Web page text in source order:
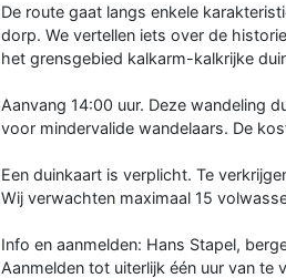
De route gaat langs enkele
dorp. We vertellen iets over de
het grensgebied kalkarm-kalkrijke
Aanvang 14:00 uur. Deze wandeling
voor mindervalide wandelaars. De
Een duinkaart is verplicht. Te
Wij verwachten maximaal 15
Info en aanmelden: Hans Stapel,
Aanmelden tot uiterlijk één uur van te